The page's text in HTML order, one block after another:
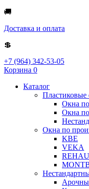
🚚
Доставка и оплата
💲
+7 (964) 342-53-05
Корзина 0
Каталог
Пластиковые
Окна
Окна
Окна по
KBE
VEKA
REHAU